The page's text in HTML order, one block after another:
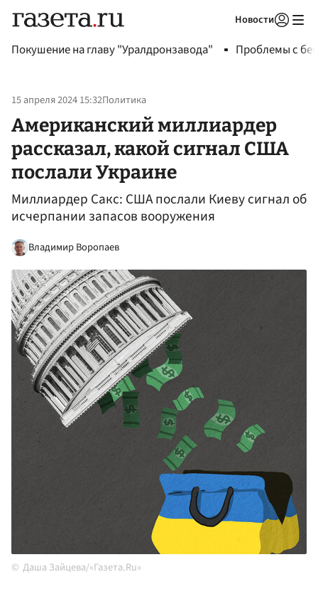
Новости
Покушение на главу "Уралдронзавода" Проблемы с
15 апреля 2024 15:32Политика
Американский миллиардер
рассказал, какой сигнал США
послали Украине
Миллиардер Сакс: США послали Киеву сигнал об
исчерпании запасов вооружения
Владимир Воропаев
Даша Зайцева/«Газета.Ru»